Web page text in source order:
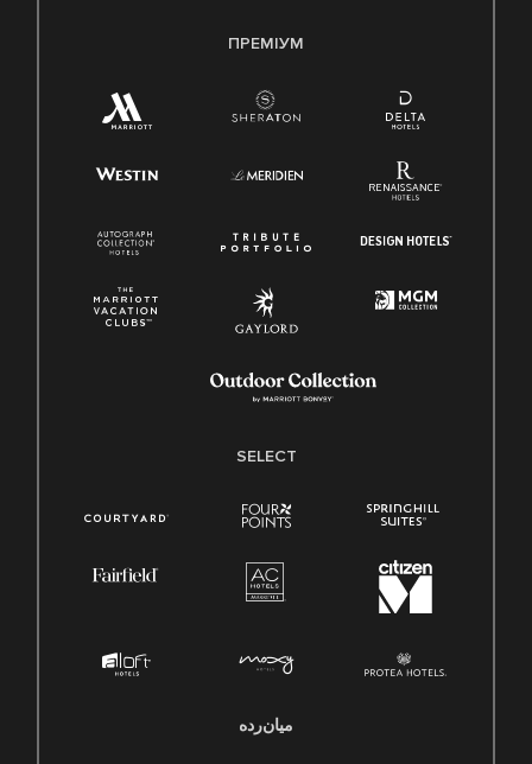
ПРЕМІУМ
SELECT
میان‌رده